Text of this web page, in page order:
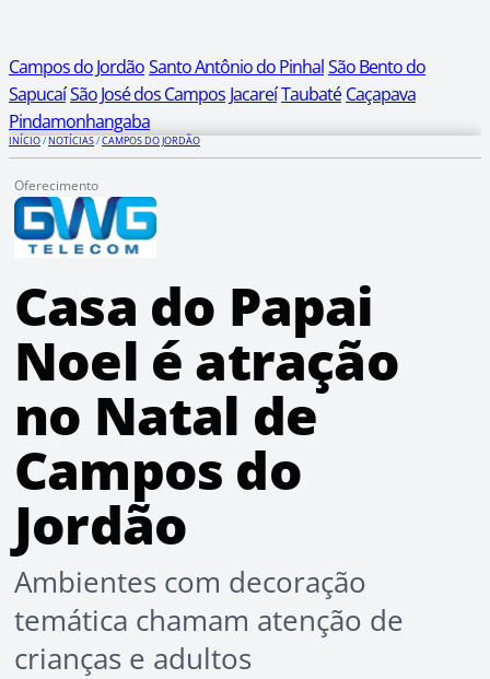
Campos do JordãoSanto Antônio do PinhalSão Bento do
SapucaíSão José dos Campos JacareíTaubaté Caçapava
Pindamonhangaba
INÍCIO/NOTÍCIAS/CAMPOS DO JORDÃO
Oferecimento
Casa do Papai
Noel é atração
no Natal de
Campos do
Jordão
Ambientes com decoração
temática chamam atenção de
crianças e adultos